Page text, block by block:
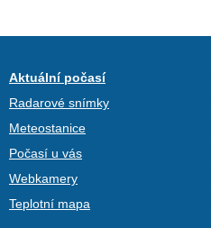
Aktuální počasí
Radarové snímky
Meteostanice
Počasí u vás
Webkamery
Teplotní mapa